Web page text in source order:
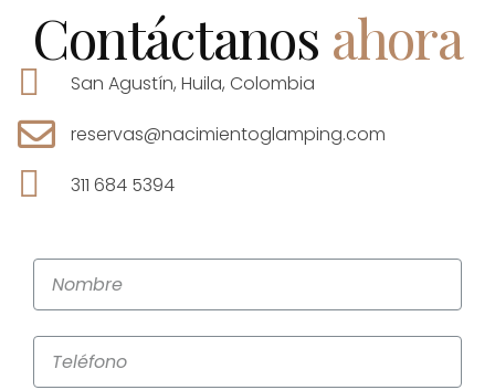
Contáctanos ahora
San Agustín, Huila, Colombia
reservas@nacimientoglamping.com
311 684 5394